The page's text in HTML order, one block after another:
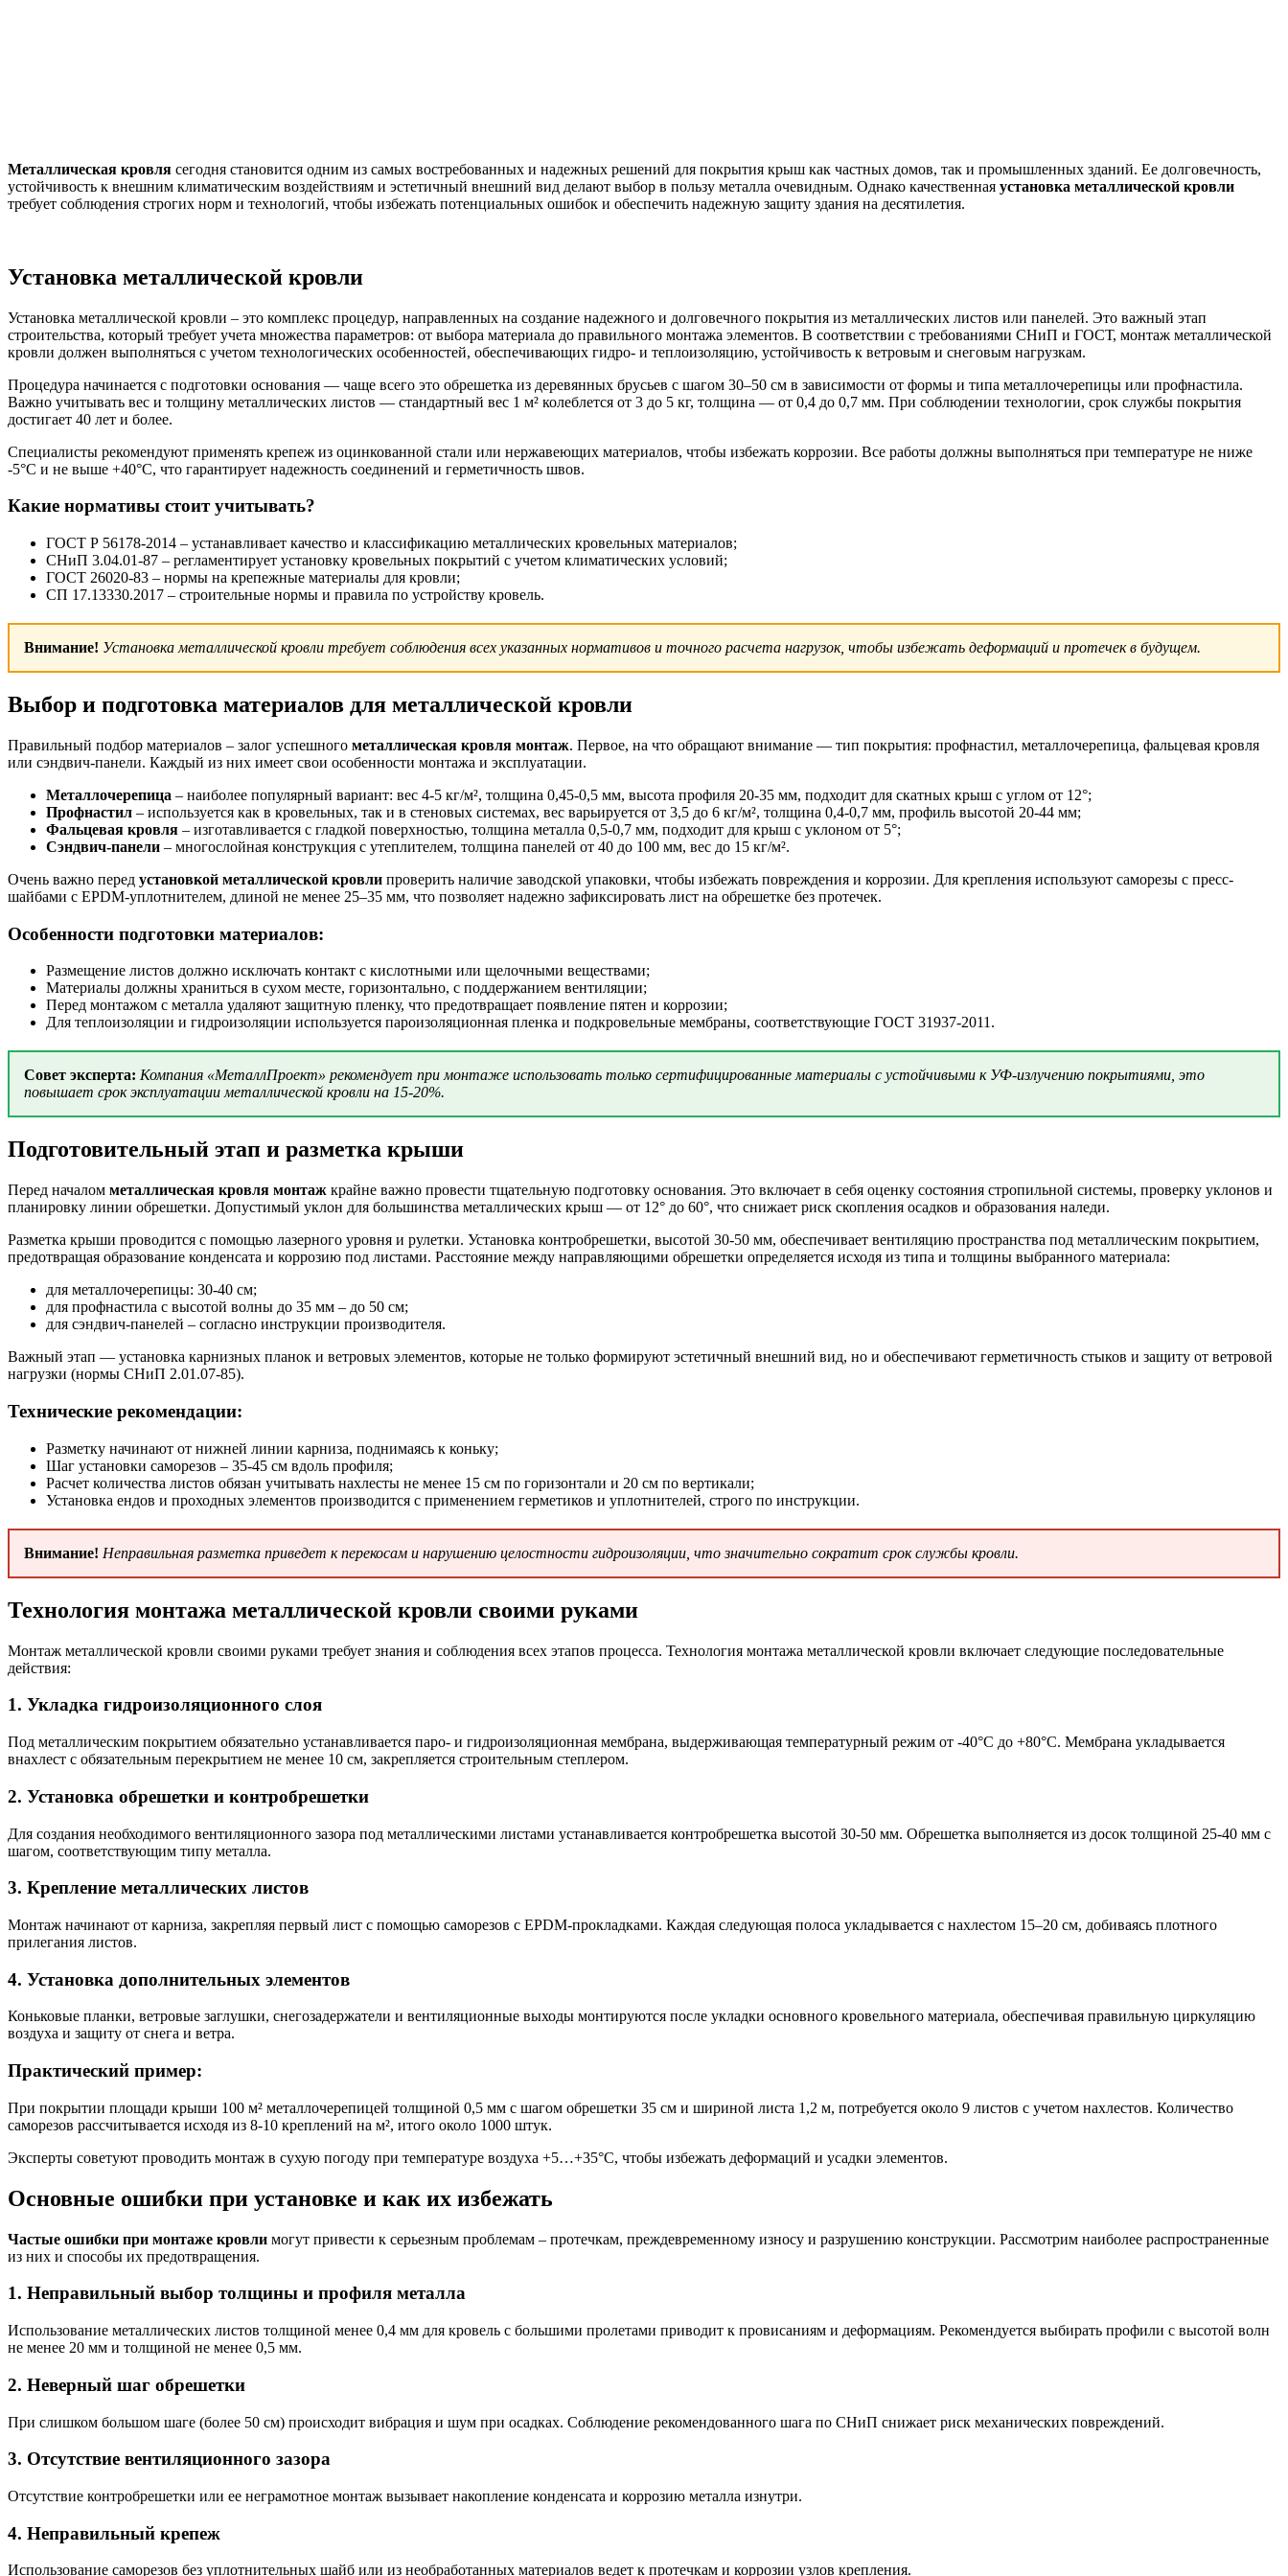
Металлическая кровля сегодня становится одним из самых востребованных и надежных решений для покрытия крыш как частных домов, так и промышленных зданий. Ее долговечность,
устойчивость к внешним климатическим воздействиям и эстетичный внешний вид делают выбор в пользу металла очевидным. Однако качественная установка металлической кровли
требует соблюдения строгих норм и технологий, чтобы избежать потенциальных ошибок и обеспечить надежную защиту здания на десятилетия.
Установка металлической кровли
Установка металлической кровли – это комплекс процедур, направленных на создание надежного и долговечного покрытия из металлических листов или панелей. Это важный этап
строительства, который требует учета множества параметров: от выбора материала до правильного монтажа элементов. В соответствии с требованиями СНиП и ГОСТ, монтаж металлической
кровли должен выполняться с учетом технологических особенностей, обеспечивающих гидро- и теплоизоляцию, устойчивость к ветровым и снеговым нагрузкам.
Процедура начинается с подготовки основания — чаще всего это обрешетка из деревянных брусьев с шагом 30–50 см в зависимости от формы и типа металлочерепицы или профнастила.
Важно учитывать вес и толщину металлических листов — стандартный вес 1 м² колеблется от 3 до 5 кг, толщина — от 0,4 до 0,7 мм. При соблюдении технологии, срок службы покрытия
достигает 40 лет и более.
Специалисты рекомендуют применять крепеж из оцинкованной стали или нержавеющих материалов, чтобы избежать коррозии. Все работы должны выполняться при температуре не ниже
-5°С и не выше +40°С, что гарантирует надежность соединений и герметичность швов.
Какие нормативы стоит учитывать?
ГОСТ Р 56178-2014 – устанавливает качество и классификацию металлических кровельных материалов;
СНиП 3.04.01-87 – регламентирует установку кровельных покрытий с учетом климатических условий;
ГОСТ 26020-83 – нормы на крепежные материалы для кровли;
СП 17.13330.2017 – строительные нормы и правила по устройству кровель.
Внимание! Установка металлической кровли требует соблюдения всех указанных нормативов и точного расчета нагрузок, чтобы избежать деформаций и протечек в будущем.
Выбор и подготовка материалов для металлической кровли
Правильный подбор материалов – залог успешного металлическая кровля монтаж. Первое, на что обращают внимание — тип покрытия: профнастил, металлочерепица, фальцевая кровля
или сэндвич-панели. Каждый из них имеет свои особенности монтажа и эксплуатации.
Металлочерепица – наиболее популярный вариант: вес 4-5 кг/м², толщина 0,45-0,5 мм, высота профиля 20-35 мм, подходит для скатных крыш с углом от 12°;
Профнастил – используется как в кровельных, так и в стеновых системах, вес варьируется от 3,5 до 6 кг/м², толщина 0,4-0,7 мм, профиль высотой 20-44 мм;
Фальцевая кровля – изготавливается с гладкой поверхностью, толщина металла 0,5-0,7 мм, подходит для крыш с уклоном от 5°;
Сэндвич-панели – многослойная конструкция с утеплителем, толщина панелей от 40 до 100 мм, вес до 15 кг/м².
Очень важно перед установкой металлической кровли проверить наличие заводской упаковки, чтобы избежать повреждения и коррозии. Для крепления используют саморезы с пресс-
шайбами с EPDM-уплотнителем, длиной не менее 25–35 мм, что позволяет надежно зафиксировать лист на обрешетке без протечек.
Особенности подготовки материалов:
Размещение листов должно исключать контакт с кислотными или щелочными веществами;
Материалы должны храниться в сухом месте, горизонтально, с поддержанием вентиляции;
Перед монтажом с металла удаляют защитную пленку, что предотвращает появление пятен и коррозии;
Для теплоизоляции и гидроизоляции используется пароизоляционная пленка и подкровельные мембраны, соответствующие ГОСТ 31937-2011.
Совет эксперта: Компания «МеталлПроект» рекомендует при монтаже использовать только сертифицированные материалы с устойчивыми к УФ-излучению покрытиями, это
повышает срок эксплуатации металлической кровли на 15-20%.
Подготовительный этап и разметка крыши
Перед началом металлическая кровля монтаж крайне важно провести тщательную подготовку основания. Это включает в себя оценку состояния стропильной системы, проверку уклонов и
планировку линии обрешетки. Допустимый уклон для большинства металлических крыш — от 12° до 60°, что снижает риск скопления осадков и образования наледи.
Разметка крыши проводится с помощью лазерного уровня и рулетки. Установка контробрешетки, высотой 30-50 мм, обеспечивает вентиляцию пространства под металлическим покрытием,
предотвращая образование конденсата и коррозию под листами. Расстояние между направляющими обрешетки определяется исходя из типа и толщины выбранного материала:
для металлочерепицы: 30-40 см;
для профнастила с высотой волны до 35 мм – до 50 см;
для сэндвич-панелей – согласно инструкции производителя.
Важный этап — установка карнизных планок и ветровых элементов, которые не только формируют эстетичный внешний вид, но и обеспечивают герметичность стыков и защиту от ветровой
нагрузки (нормы СНиП 2.01.07-85).
Технические рекомендации:
Разметку начинают от нижней линии карниза, поднимаясь к коньку;
Шаг установки саморезов – 35-45 см вдоль профиля;
Расчет количества листов обязан учитывать нахлесты не менее 15 см по горизонтали и 20 см по вертикали;
Установка ендов и проходных элементов производится с применением герметиков и уплотнителей, строго по инструкции.
Внимание! Неправильная разметка приведет к перекосам и нарушению целостности гидроизоляции, что значительно сократит срок службы кровли.
Технология монтажа металлической кровли своими руками
Монтаж металлической кровли своими руками требует знания и соблюдения всех этапов процесса. Технология монтажа металлической кровли включает следующие последовательные
действия:
1. Укладка гидроизоляционного слоя
Под металлическим покрытием обязательно устанавливается паро- и гидроизоляционная мембрана, выдерживающая температурный режим от -40°С до +80°С. Мембрана укладывается
внахлест с обязательным перекрытием не менее 10 см, закрепляется строительным степлером.
2. Установка обрешетки и контробрешетки
Для создания необходимого вентиляционного зазора под металлическими листами устанавливается контробрешетка высотой 30-50 мм. Обрешетка выполняется из досок толщиной 25-40 мм с
шагом, соответствующим типу металла.
3. Крепление металлических листов
Монтаж начинают от карниза, закрепляя первый лист с помощью саморезов с EPDM-прокладками. Каждая следующая полоса укладывается с нахлестом 15–20 см, добиваясь плотного
прилегания листов.
4. Установка дополнительных элементов
Коньковые планки, ветровые заглушки, снегозадержатели и вентиляционные выходы монтируются после укладки основного кровельного материала, обеспечивая правильную циркуляцию
воздуха и защиту от снега и ветра.
Практический пример:
При покрытии площади крыши 100 м² металлочерепицей толщиной 0,5 мм с шагом обрешетки 35 см и шириной листа 1,2 м, потребуется около 9 листов с учетом нахлестов. Количество
саморезов рассчитывается исходя из 8-10 креплений на м², итого около 1000 штук.
Эксперты советуют проводить монтаж в сухую погоду при температуре воздуха +5…+35°С, чтобы избежать деформаций и усадки элементов.
Основные ошибки при установке и как их избежать
Частые ошибки при монтаже кровли могут привести к серьезным проблемам – протечкам, преждевременному износу и разрушению конструкции. Рассмотрим наиболее распространенные
из них и способы их предотвращения.
1. Неправильный выбор толщины и профиля металла
Использование металлических листов толщиной менее 0,4 мм для кровель с большими пролетами приводит к провисаниям и деформациям. Рекомендуется выбирать профили с высотой волн
не менее 20 мм и толщиной не менее 0,5 мм.
2. Неверный шаг обрешетки
При слишком большом шаге (более 50 см) происходит вибрация и шум при осадках. Соблюдение рекомендованного шага по СНиП снижает риск механических повреждений.
3. Отсутствие вентиляционного зазора
Отсутствие контробрешетки или ее неграмотное монтаж вызывает накопление конденсата и коррозию металла изнутри.
4. Неправильный крепеж
Использование саморезов без уплотнительных шайб или из необработанных материалов ведет к протечкам и коррозии узлов крепления.